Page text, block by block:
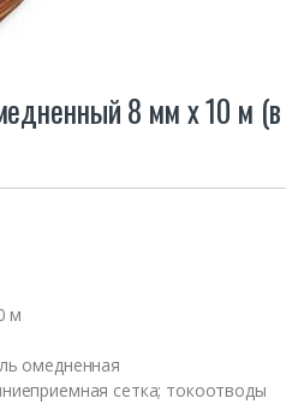
8 мм х 10 м (в
м
омедненная
сетка; токоотводы